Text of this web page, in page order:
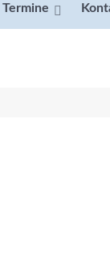
Termine